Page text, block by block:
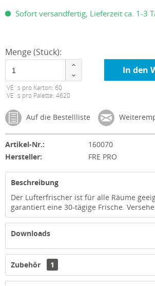
Sofort versandfertig, Lieferzeit ca. 1-3
Menge (Stück):
VE´s pro Karton: 60
VE´s pro Palette: 4620
In den
Auf die Bestellliste
Artikel-Nr.:
160070
Hersteller:
FRE PRO
Beschreibung
Der Lufterfrischer ist für alle Räume
garantiert eine 30-tägige Frische.
Downloads
Zubehör 1